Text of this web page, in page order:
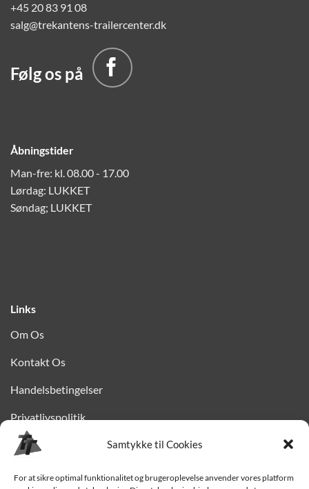
Samtykke til Cookies
For at sikre optimal funktionalitet og brugeroplevelse anvender vores platform
+45 20 83 91 08
salg@trekantens-trailercenter.dk
Følg os på
Åbningstider
Man-fre: kl. 08.00 - 17.00
Lørdag: LUKKET
Søndag; LUKKET
Links
Om Os
Kontakt Os
Handelsbetingelser
Privatlivspolitik
Finansiering
Levering til Sjælland